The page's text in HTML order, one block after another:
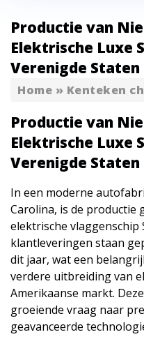
Productie van
Elektrische Luxe
Verenigde Staten
Home » Kenteken
Productie van
Elektrische Luxe
Verenigde Staten
In een moderne
Carolina, is de productie
elektrische vlaggenschip
klantleveringen staan
dit jaar, wat een
verdere uitbreiding van
Amerikaanse markt.
groeiende vraag naar
geavanceerde